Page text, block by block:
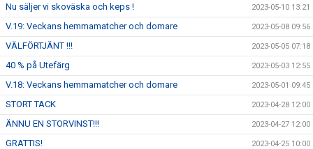
Nu säljer vi skoväska och keps ! 2023-05-10 13:21
V.19: Veckans hemmamatcher och domare 2023-05-08 09:56
VÄLFÖRTJÄNT !!! 2023-05-05 07:18
40 % på Utefärg 2023-05-03 12:55
V.18: Veckans hemmamatcher och domare 2023-05-01 09:45
STORT TACK 2023-04-28 12:00
ÄNNU EN STORVINST!!! 2023-04-27 12:00
GRATTIS! 2023-04-25 10:00